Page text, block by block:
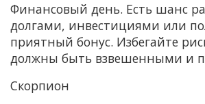
Финансовый день. Есть шанс
долгами, инвестициями или
приятный бонус. Избегайте
должны быть взвешенными и
Скорпион